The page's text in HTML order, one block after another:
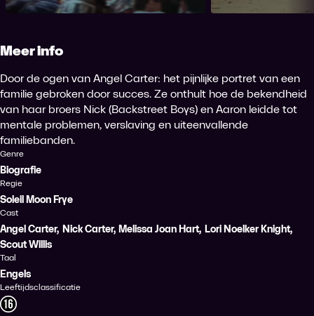
Meer info
Door de ogen van Angel Carter: het pijnlijke portret van een
familie gebroken door succes. Ze onthult hoe de bekendheid
van haar broers Nick (Backstreet Boys) en Aaron leidde tot
mentale problemen, verslaving en uiteenvallende
familiebanden.
Genre
Biografie
Regie
Soleil Moon Frye
Cast
Angel Carter, Nick Carter, Melissa Joan Hart, Lori Noelker Knight,
Scout Willis
Taal
Engels
Leeftijdsclassificatie